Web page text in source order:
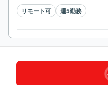
リモート可 週5勤務